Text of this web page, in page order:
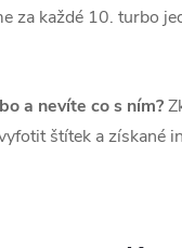
za každé 10. turbo
a nevíte co s ním?
štítek a získané